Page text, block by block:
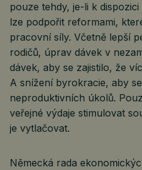
pouze tehdy, je-li k
lze podpořit reformami,
pracovní síly. Včetně lepší
rodičů, úprav dávek v
dávek, aby se zajistilo, že
A snížení byrokracie, aby
neproduktivních úkolů.
veřejné výdaje stimulovat
je vytlačovat.
Německá rada